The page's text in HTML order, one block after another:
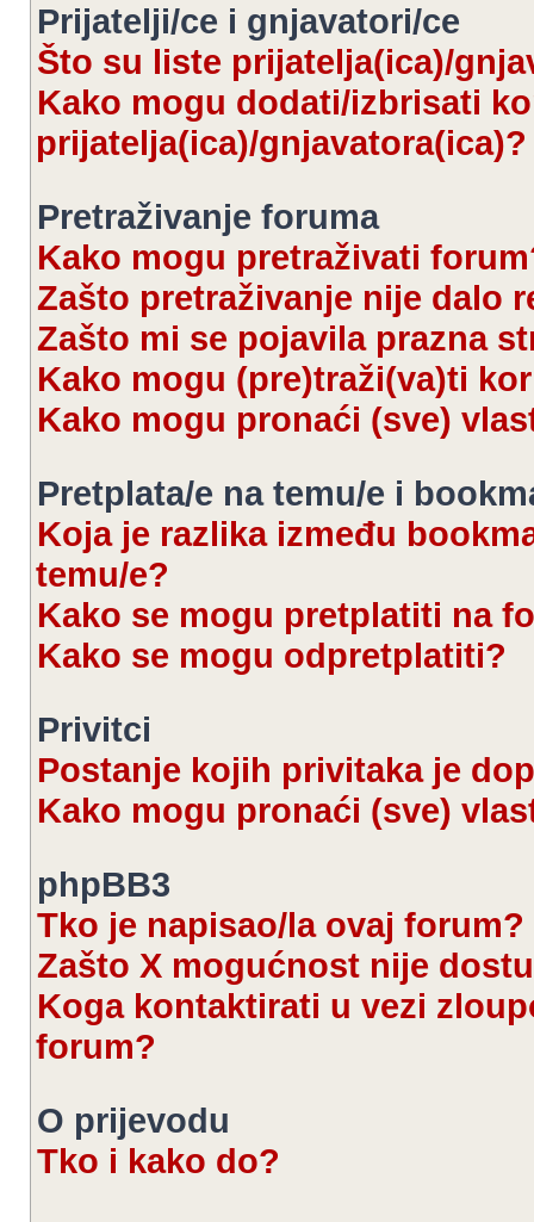
Prijatelji/ce i gnjavatori/ce
Što su liste prijatelja(ica)/
Kako mogu dodati/izbrisati
prijatelja(ica)/gnjavatora(ica)?
Pretraživanje foruma
Kako mogu pretraživati
Zašto pretraživanje nije dalo
Zašto mi se pojavila prazna
Kako mogu (pre)traži(va)ti
Kako mogu pronaći (sve)
Pretplata/e na temu/e i
Koja je razlika između
temu/e?
Kako se mogu pretplatiti na
Kako se mogu odpretplatiti?
Privitci
Postanje kojih privitaka je
Kako mogu pronaći (sve)
phpBB3
Tko je napisao/la ovaj forum?
Zašto X mogućnost nije
Koga kontaktirati u vezi
forum?
O prijevodu
Tko i kako do?